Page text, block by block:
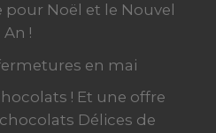
pour Noël et le Nouvel
An !
en mai
! Et une offre
Délices de